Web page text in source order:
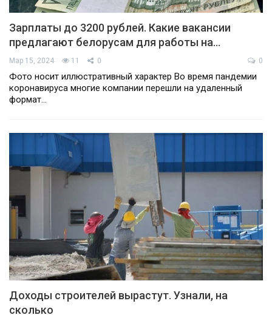
Зарплаты до 3200 рублей. Какие вакансии
предлагают белорусам для работы на…
Мар 15, 2024 11 0 0
Фото носит иллюстративный характер Во время пандемии
коронавируса многие компании перешли на удаленный
формат…
Доходы строителей вырастут. Узнали, на
сколько